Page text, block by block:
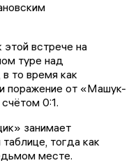
встрече на
туре над
то время как
поражение от «Машук-
0:1.
занимает
тогда как
месте.